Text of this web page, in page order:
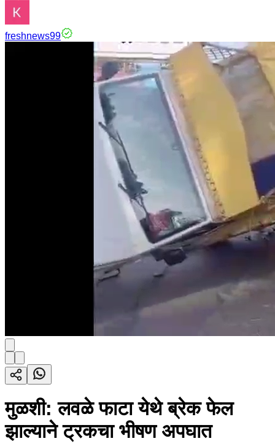
freshnews99
मुळशी: लवळे फाटा येथे ब्रेक फेल
झाल्याने ट्रकचा भीषण अपघात